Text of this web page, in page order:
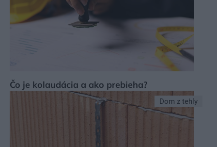
Čo je kolaudácia a ako prebieha?
Dom z tehly